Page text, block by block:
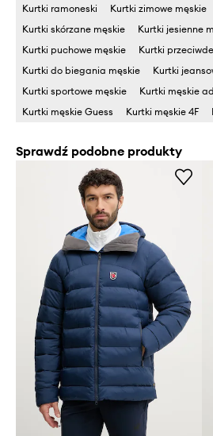
Kurtki ramoneski
Kurtki zimowe męskie
Kurtki skórzane męskie
Kurtki jesienne
Kurtki puchowe męskie
Kurtki
Kurtki do biegania męskie
Kurtki
Kurtki sportowe męskie
Kurtki męskie
Kurtki męskie Guess
Kurtki męskie 4F
Sprawdź podobne produkty